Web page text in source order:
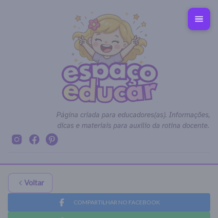
Página criada para educadores(as). Informações,
dicas e materiais para auxílio da rotina docente.
Voltar
COMPARTILHAR NO FACEBOOK